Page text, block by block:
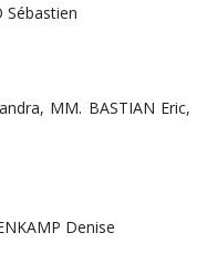
Sébastien
MM. BASTIAN Eric,
Denise